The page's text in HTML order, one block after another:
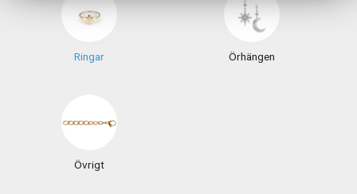
Ringar Örhängen
Övrigt